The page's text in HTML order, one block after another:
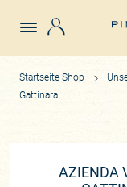
Startseite Shop
Gattinara
AZIENDA